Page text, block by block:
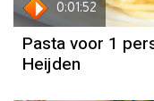
0:01:52
Pasta voor 1
Heijden